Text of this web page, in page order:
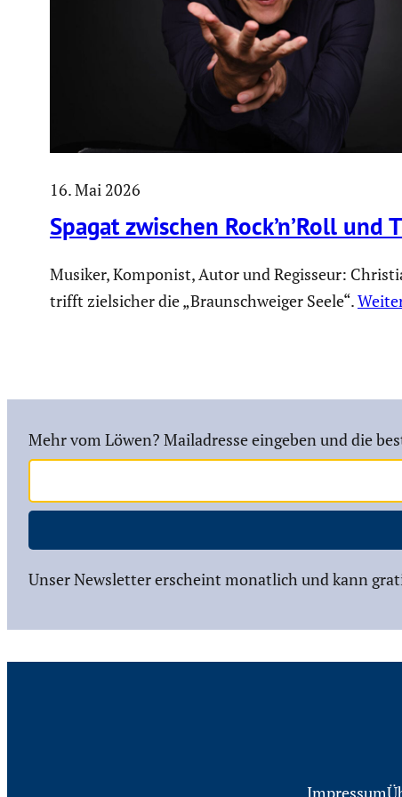
16. Mai 2026
Spagat zwischen Rock’n’Roll und
Musiker, Komponist, Autor und Regisseur:
trifft zielsicher die „Braunschweiger Seele“.
Mehr vom Löwen? Mailadresse eingeben und die
Unser Newsletter erscheint monatlich und kann